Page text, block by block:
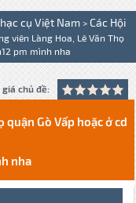
cụ Việt Nam > Các Hội
viên Làng Hoa, Lê Văn Thọ
pm mình nha
chủ đề:
quận Gò Vấp hoặc ở cd
nha